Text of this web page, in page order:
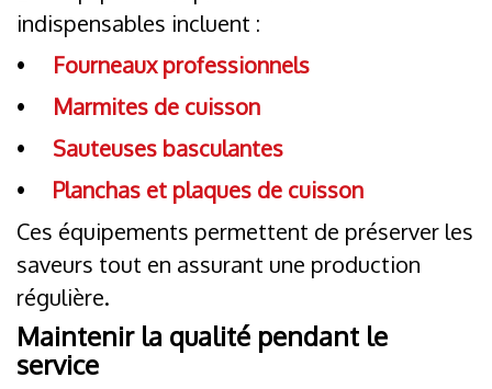
indispensables incluent :
•
Fourneaux professionnels
•
Marmites de cuisson
•
Sauteuses basculantes
•
Planchas et plaques de cuisson
Ces équipements permettent de préserver les
saveurs tout en assurant une production
régulière.
Maintenir la qualité pendant le
service